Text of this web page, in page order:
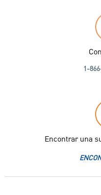
1-
Encontrar una